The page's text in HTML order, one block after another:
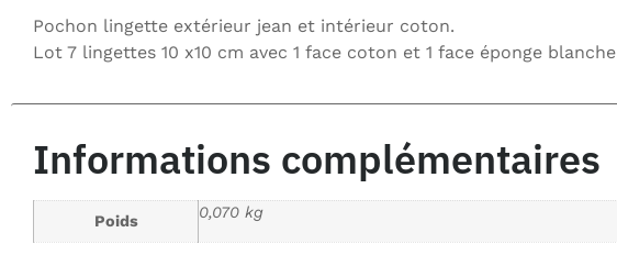
Pochon lingette extérieur jean et intérieur coton.
Lot 7 lingettes 10 x10 cm avec 1 face coton et 1 face éponge blanche
Informations complémentaires
Poids 0,070 kg